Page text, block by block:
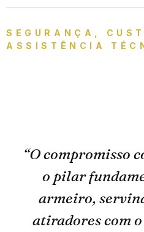
SEGURANÇA,
ASSISTÊNCIA
“O compromisso
o pilar
armeiro,
atiradores com